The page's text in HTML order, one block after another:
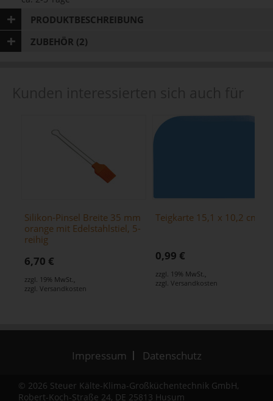
PRODUKTBESCHREIBUNG
ZUBEHÖR (2)
Silikon-Pinsel Breite 35 mm
orange mit Edelstahlstiel, 5-
reihig
6,70 €
zzgl. 19% MwSt.
zzgl. Versandkosten
Teigkarte 15,1 x 10,2 cm
0,99 €
zzgl. 19% MwSt.
zzgl. Versandkosten
Impressum Datenschutz
© 2026 Steuer Kälte-Klima-Großküchentechnik GmbH,
Robert-Koch-Straße 24, DE 25813 Husum